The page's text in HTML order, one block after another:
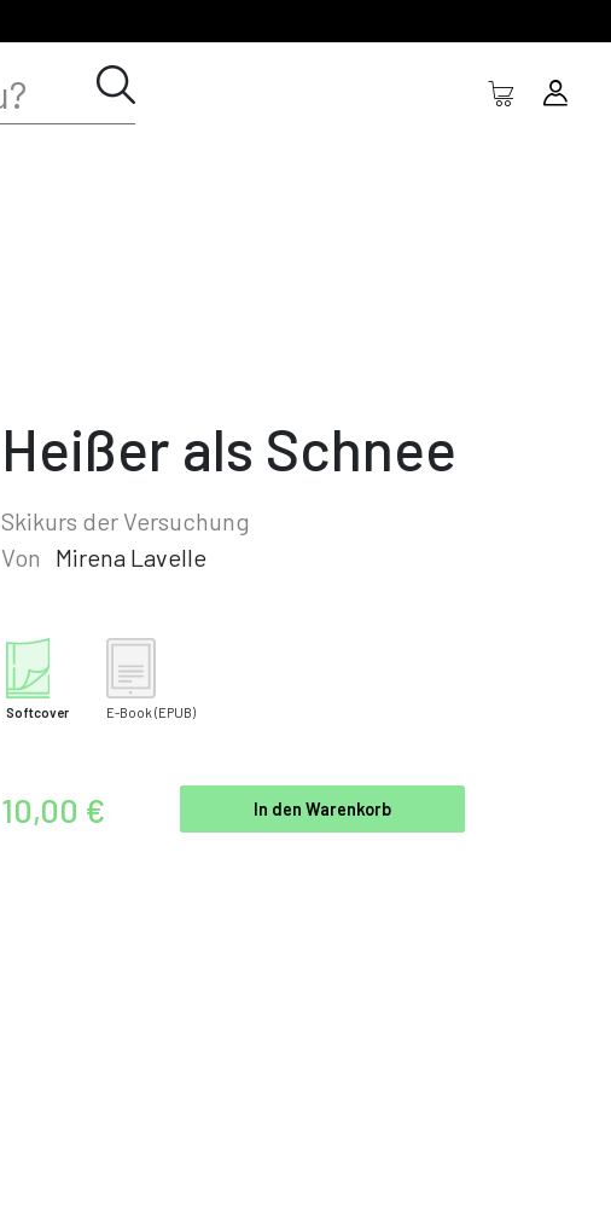
Heißer als Schnee
Skikurs der Versuchung
Von
Mirena Lavelle
Softcover E-Book (EPUB)
10,00 € In den Warenkorb